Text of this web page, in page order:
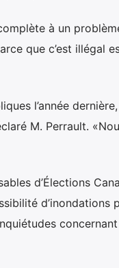
à un
que c’est illégal
l’année
M. Perrault.
d’Élections
d’inondations